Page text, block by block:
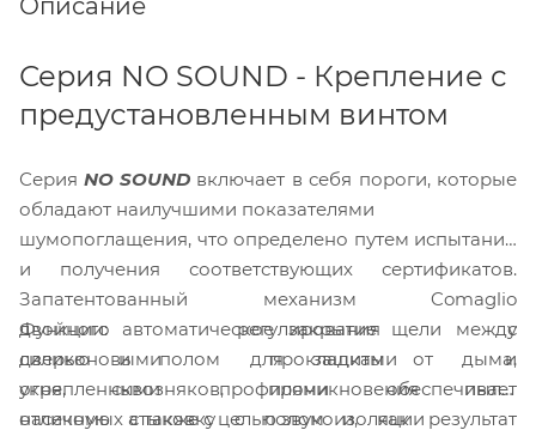
Описание
Серия NO SOUND - Крепление с
предустановленным винтом
Серия NO SOUND включает в себя пороги, которые
обладают наилучшими показателями
шумопоглащения, что определено путем испытаний
и получения соответствующих сертификатов.
Запатентованный механизм Comaglio
двойного регулирования с
силиконовыми прокладками и
укрепленными профилями обеспечивает
отличную стыковку с полом и, как результат
Функции: автоматическое закрытие щели между
дверью и полом для защиты от дыма,
огня, сквозняков, проникновения пыли,
насекомых а также с целью звукоизоляции